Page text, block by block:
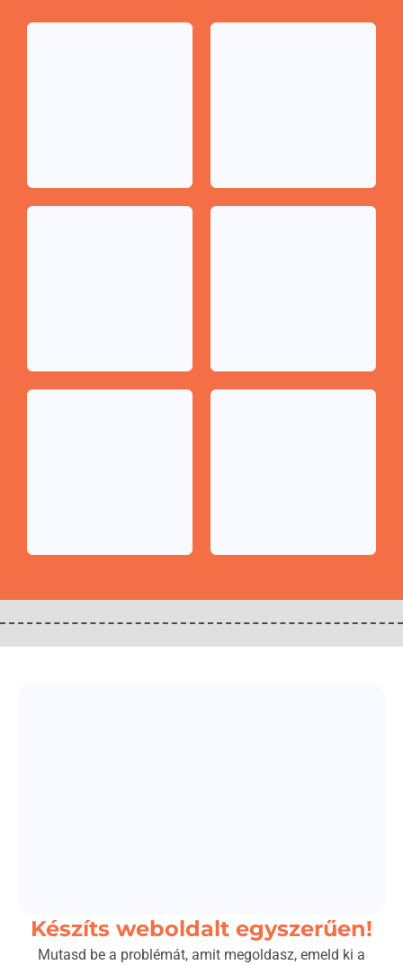
Készíts weboldalt egyszerűen!
Mutasd be a problémát, amit megoldasz, emeld ki a